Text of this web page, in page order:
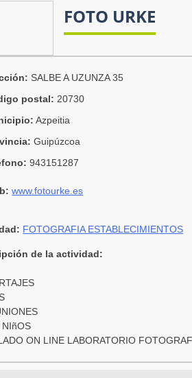
FOTO URKE
SALBE A UZUNZA 35
postal: 20730
Azpeitia
Guipúzcoa
943151287
www.fotourke.es
FOTOGRAFIA ESTABLECIMIENTOS
de la actividad:
NIñOS
ON LINE LABORATORIO